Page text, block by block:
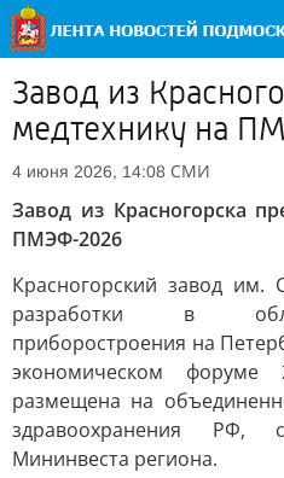
Завод из
медтехнику на
4 июня 2026, 14:08 СМИ
Завод из Красногорска
ПМЭФ-2026
Красногорский завод им.
разработки в
приборостроения на
экономическом форуме
размещена на
здравоохранения РФ,
Мининвеста региона.